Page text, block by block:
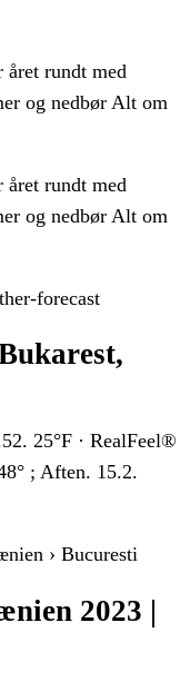
rundt med
og nedbør Alt om
rundt med
og nedbør Alt om
forecast
25°F · RealFeel®
; Aften. 15.2.
› Bucuresti
2023 |